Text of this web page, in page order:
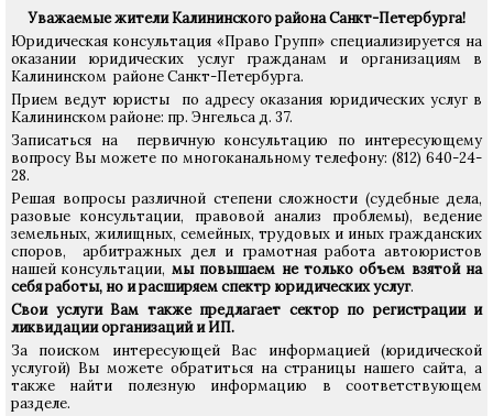
Уважаемые жители Калининского района Санкт-Петербурга!
Юридическая консультация «Право Групп» специализируется на
оказании юридических услуг гражданам и организациям в
Калининском районе Санкт-Петербурга.
Прием ведут юристы по адресу оказания юридических услуг в
Калининском районе: пр. Энгельса д. 37.
Записаться на первичную консультацию по интересующему
вопросу Вы можете по многоканальному телефону: (812) 640-24-
28.
Решая вопросы различной степени сложности (судебные дела,
разовые консультации, правовой анализ проблемы), ведение
земельных, жилищных, семейных, трудовых и иных гражданских
споров, арбитражных дел и грамотная работа автоюристов
нашей консультации, мы повышаем не только объем взятой на
себя работы, но и расширяем спектр юридических услуг.
Свои услуги Вам также предлагает сектор по регистрации и
ликвидации организаций и ИП.
За поиском интересующей Вас информацией (юридической
услугой) Вы можете обратиться на страницы нашего сайта, а
также найти полезную информацию в соответствующем
разделе.